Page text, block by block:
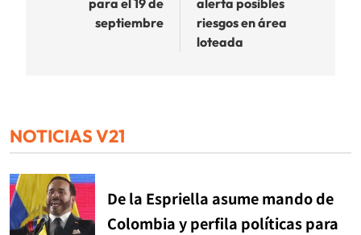
para el 19 de
septiembre
alerta posibles
riesgos en área
loteada
NOTICIAS V21
De la Espriella asume mando de
Colombia y perfila políticas para